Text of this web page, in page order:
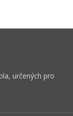
určených pro